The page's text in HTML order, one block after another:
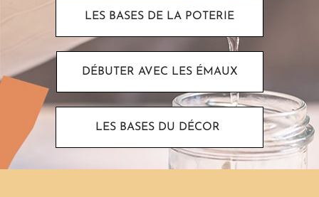
LES BASES DE LA POTERIE
DÉBUTER AVEC LES ÉMAUX
LES BASES DU DÉCOR